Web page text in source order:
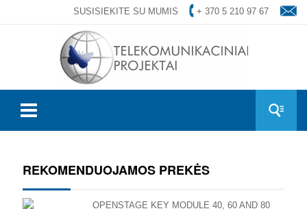
SUSISIEKITE SU MUMIS + 370 5 210 97 67
REKOMENDUOJAMOS PREKĖS
OPENSTAGE KEY MODULE 40, 60 AND 80